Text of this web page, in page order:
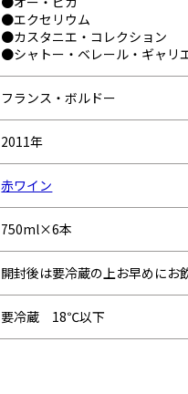
●エクセリウム
●カスタニエ・コレクション
●シャトー・ベレール・ギャリ
フランス・ボルドー
2011年
赤ワイン
750ml×6本
開封後は要冷蔵の上お早めにお
要冷蔵 18℃以下